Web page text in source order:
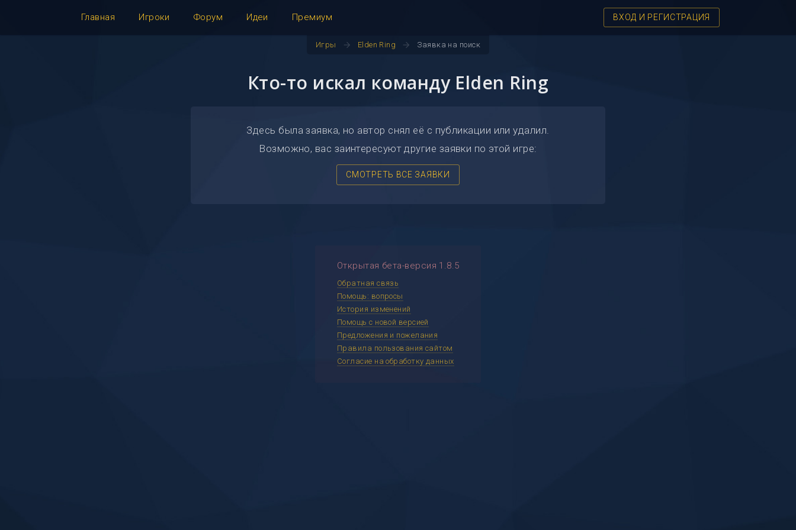
Главная Игроки Форум Идеи Премиум ВХОД И РЕГИСТРАЦИЯ
Игры arrow_forward Elden Ring arrow_forward Заявка на поиск
Кто-то искал команду Elden Ring
Здесь была заявка, но автор снял её с публикации или удалил.
Возможно, вас заинтересуют другие заявки по этой игре:
СМОТРЕТЬ ВСЕ ЗАЯВКИ
Открытая бета-версия 1.8.5
Обратная связь
Помощь: вопросы
История изменений
Помощь с новой версией
Предложения и пожелания
Правила пользования сайтом
Согласие на обработку данных